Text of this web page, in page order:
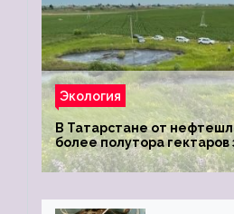
Экология
В Татарстане от
более полутора гектаров